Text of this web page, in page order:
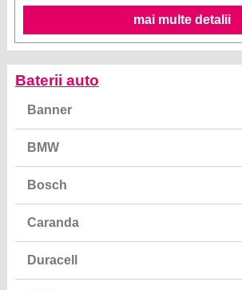
mai multe detalii
Baterii auto
Banner
BMW
Bosch
Caranda
Duracell